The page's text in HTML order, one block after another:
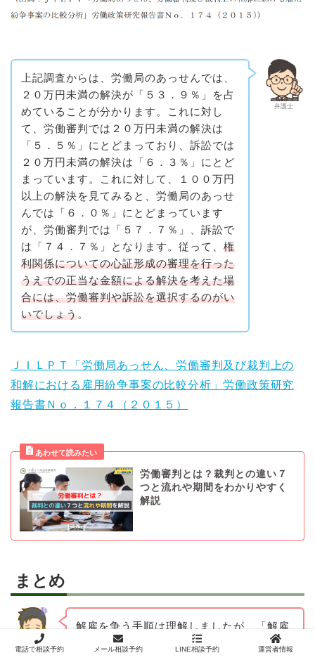
弁護士
上記調査からは、労働局のあっせんでは、
２０万円未満の解決が「５３．９％」を占
めていることが分かります。これに対し
て、労働審判では２０万円未満の解決は
「５．５％」にとどまっており、訴訟では
２０万円未満の解決は「６．３％」にとど
まっています。これに対して、１００万円
以上の解決を見てみると、労働局のあっせ
んでは「６．０％」にとどまっています
が、労働審判では「５７．７％」、訴訟で
は「７４．７％」となります。従って、 権
利関係についての心証形成の審理を行った
うえでの正当な金額による解決を考えた場
合には、労働審判や訴訟を選択するのがい
いでしょう。
ＪＩＬＰＴ「労働局あっせん、労働審判及び裁判上の
和解における雇用紛争事案の比較分析」労働政策研究
報告書Ｎｏ．１７４（２０１５）
労働審判とは？裁判との違い７
つと流れや期間をわかりやすく
解説
まとめ
労働者
解雇を争う手順は理解しましたが、「解雇
が不当かどうかの検討」や「職場復帰・金
電話で相談予約 メール相談予約 LINE相談予約 運営者情報